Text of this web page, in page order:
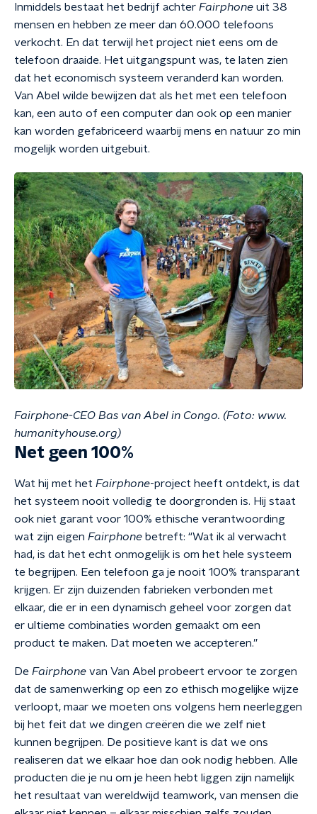
Inmiddels bestaat het bedrijf achter Fairphone uit 38
mensen en hebben ze meer dan 60.000 telefoons
verkocht. En dat terwijl het project niet eens om de
telefoon draaide. Het uitgangspunt was, te laten zien
dat het economisch systeem veranderd kan worden.
Van Abel wilde bewijzen dat als het met een telefoon
kan, een auto of een computer dan ook op een manier
kan worden gefabriceerd waarbij mens en natuur zo min
mogelijk worden uitgebuit.
Fairphone-CEO Bas van Abel in Congo. (Foto: www.
humanityhouse.org)
Net geen 100%
Wat hij met het Fairphone-project heeft ontdekt, is dat
het systeem nooit volledig te doorgronden is. Hij staat
ook niet garant voor 100% ethische verantwoording
wat zijn eigen Fairphone betreft: “Wat ik al verwacht
had, is dat het echt onmogelijk is om het hele systeem
te begrijpen. Een telefoon ga je nooit 100% transparant
krijgen. Er zijn duizenden fabrieken verbonden met
elkaar, die er in een dynamisch geheel voor zorgen dat
er ultieme combinaties worden gemaakt om een
product te maken. Dat moeten we accepteren.”
De Fairphone van Van Abel probeert ervoor te zorgen
dat de samenwerking op een zo ethisch mogelijke wijze
verloopt, maar we moeten ons volgens hem neerleggen
bij het feit dat we dingen creëren die we zelf niet
kunnen begrijpen. De positieve kant is dat we ons
realiseren dat we elkaar hoe dan ook nodig hebben. Alle
producten die je nu om je heen hebt liggen zijn namelijk
het resultaat van wereldwijd teamwork, van mensen die